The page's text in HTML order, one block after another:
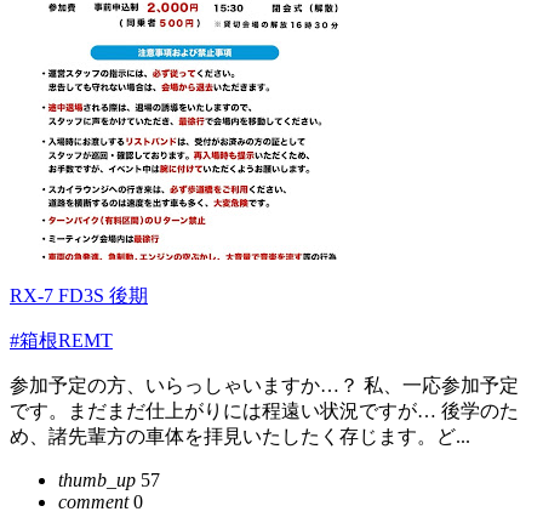
RX-7 FD3S 後期
#箱根REMT
参加予定の方、いらっしゃいますか…？ 私、一応参加予定
です。まだまだ仕上がりには程遠い状況ですが… 後学のた
め、諸先輩方の車体を拝見いたしたく存じます。ど...
thumb_up 57
comment0